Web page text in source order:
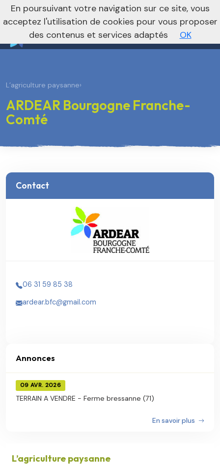
Vers le site national
nivo_2026: 1
L’agriculture paysanne›
ARDEAR Bourgogne Franche-
Comté
Contact
06 31 59 85 38
ardear.bfc@gmail.com
Annonces
09 AVR. 2026
TERRAIN A VENDRE - Ferme bressanne (71)
En savoir plus
L’agriculture paysanne
En poursuivant votre navigation sur ce site, vous
acceptez l'utilisation de cookies pour vous proposer
des contenus et services adaptés
OK